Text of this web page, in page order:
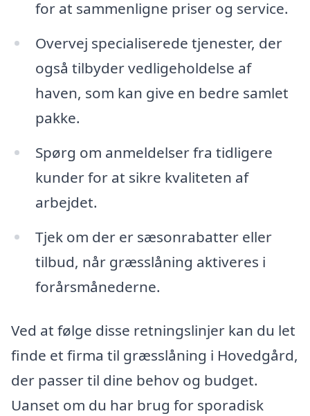
for at sammenligne priser og service.
Overvej specialiserede tjenester, der
også tilbyder vedligeholdelse af
haven, som kan give en bedre samlet
pakke.
Spørg om anmeldelser fra tidligere
kunder for at sikre kvaliteten af
arbejdet.
Tjek om der er sæsonrabatter eller
tilbud, når græsslåning aktiveres i
forårsmånederne.
Ved at følge disse retningslinjer kan du let
finde et firma til græsslåning i Hovedgård,
der passer til dine behov og budget.
Uanset om du har brug for sporadisk